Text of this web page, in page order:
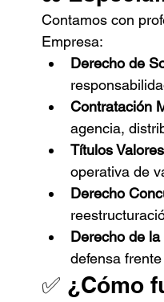
Contamos con
Empresa:
Derecho de
Contratación
agencia,
Títulos
operativa de
Derecho
Derecho de
defensa
✅ ¿Cómo